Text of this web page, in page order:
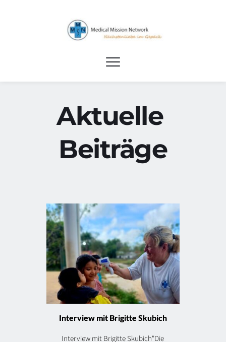
Aktuelle
Beiträge
Interview mit Brigitte Skubich
Interview mit Brigitte Skubich"Die